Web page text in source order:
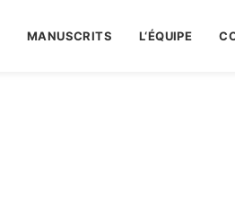
MANUSCRITS L‘ÉQUIPE